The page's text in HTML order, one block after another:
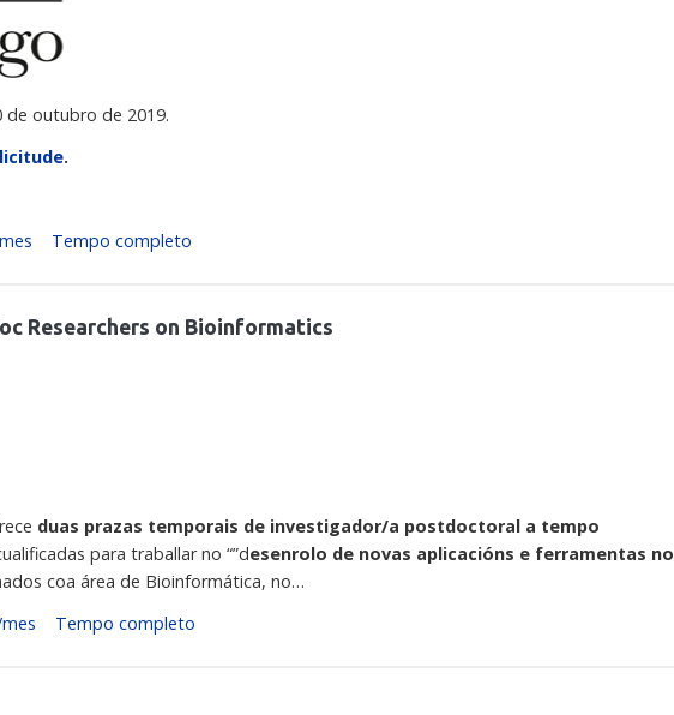
de outubro de 2019.
.
Tempo completo
Researchers on Bioinformatics
duas prazas temporais de investigador/a postdoctoral a tempo
para traballar no “”desenrolo de novas aplicacións e ferramentas no
coa área de Bioinformática, no…
Tempo completo